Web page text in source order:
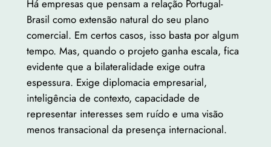
Há empresas que pensam a relação Portugal-
Brasil como extensão natural do seu plano
comercial. Em certos casos, isso basta por algum
tempo. Mas, quando o projeto ganha escala, fica
evidente que a bilateralidade exige outra
espessura. Exige diplomacia empresarial,
inteligência de contexto, capacidade de
representar interesses sem ruído e uma visão
menos transacional da presença internacional.